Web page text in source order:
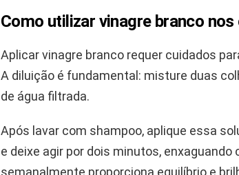
Como utilizar vinagre branco
Aplicar vinagre branco requer cuidados
A diluição é fundamental: misture duas
de água filtrada.
Após lavar com shampoo, aplique essa
e deixe agir por dois minutos,